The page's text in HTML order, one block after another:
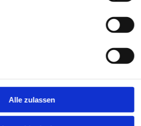
Alle zulassen